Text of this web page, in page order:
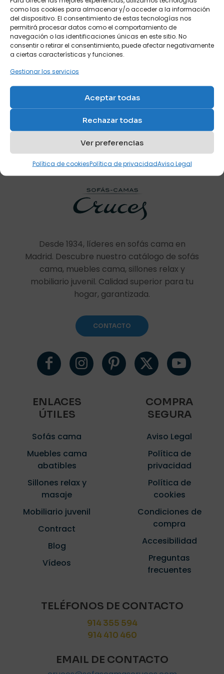
como las cookies para almacenar y/o acceder a la información
del dispositivo. El consentimiento de estas tecnologías nos
permitirá procesar datos como el comportamiento de
navegación o las identificaciones únicas en este sitio. No
consentir o retirar el consentimiento, puede afectar negativamente
a ciertas características y funciones.
Gestionar los servicios
Aceptar todas
Rechazar todas
Ver preferencias
Política de cookiesPolítica de privacidadAviso Legal
electrónico*
Guarda mi nombre, correo electrónico y web en este
navegador para la próxima vez que comente.
Ref: X2
5.00
de 5
Desde 1934, líderes en sofás cama en
Madrid. Descubre nuestro catálogo de sofás
cama, muebles cama, sillones relax y
mobiliario juvenil. Calidad superior para tu
hogar, garantizada.
CONTACTO
ENLACES
ÚTILES
Sofás cama
Muebles cama
abatibles
Sillones relax y
masaje
Mobiliario juvenil
Contract
Blog
Vídeos
COMPRA
SEGURA
Aviso Legal
Política de
privacidad
Política de
cookies
Condiciones de
compra
Accesibilidad
Preguntas
frecuentes
TELÉFONOS DE CONTACTO
914 355 594
914 410 460
EMAIL DE CONTACTO